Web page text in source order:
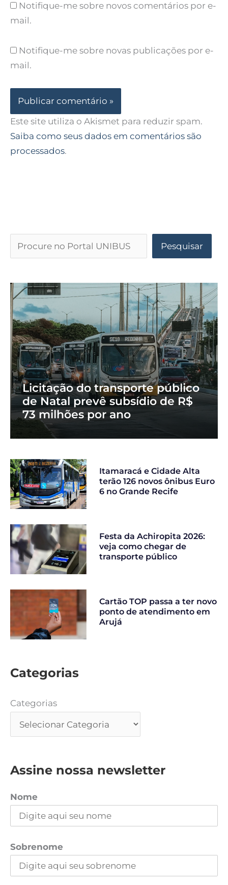
Notifique-me sobre novos comentários por e-
mail.
Notifique-me sobre novas publicações por e-
mail.
Este site utiliza o Akismet para reduzir spam.
Saiba como seus dados em comentários são
processados.
Pesquisar
Licitação do transporte público
de Natal prevê subsídio de R$
73 milhões por ano
Itamaracá e Cidade Alta
terão 126 novos ônibus Euro
6 no Grande Recife
Festa da Achiropita 2026:
veja como chegar de
transporte público
Cartão TOP passa a ter novo
ponto de atendimento em
Arujá
Categorias
Categorias
Assine nossa newsletter
Nome
Sobrenome